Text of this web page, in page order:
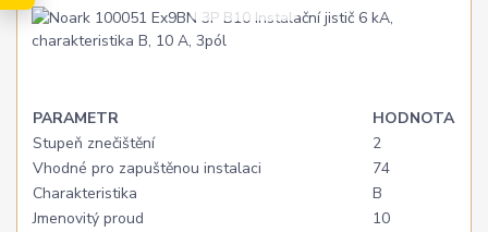
PARAMETR
HODNOTA
Stupeň znečištění
2
Vhodné pro zapuštěnou instalaci
74
Charakteristika
B
Jmenovitý proud
10